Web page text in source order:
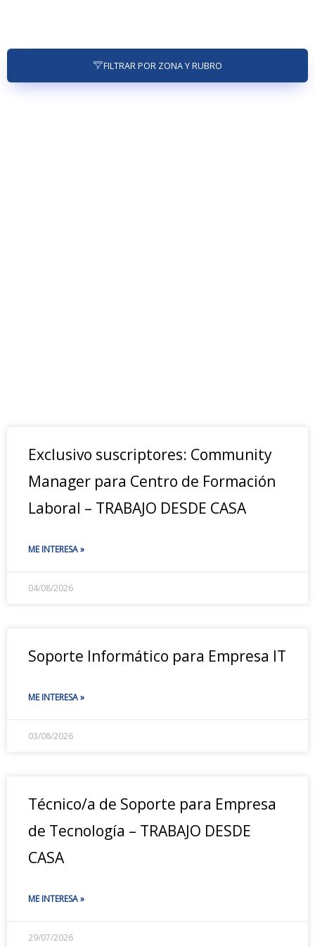
FILTRAR POR ZONA Y RUBRO
Exclusivo suscriptores: Community
Manager para Centro de Formación
Laboral – TRABAJO DESDE CASA
ME INTERESA »
04/08/2026
Soporte Informático para Empresa IT
ME INTERESA »
03/08/2026
Técnico/a de Soporte para Empresa
de Tecnología – TRABAJO DESDE
CASA
ME INTERESA »
29/07/2026